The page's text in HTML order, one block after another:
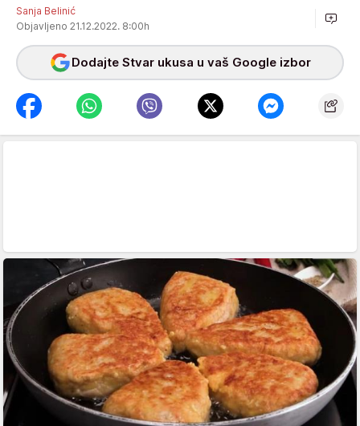
Sanja Belinić
Objavljeno 21.12.2022. 8:00h
Dodajte Stvar ukusa u vaš Google izbor